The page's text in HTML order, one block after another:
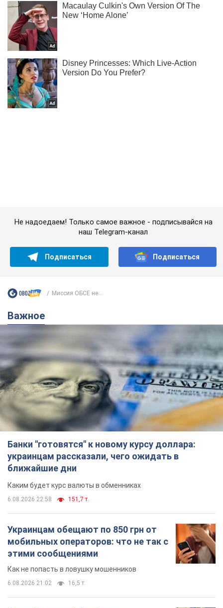
Важное
Банки "готовятся" к новому курсу доллара:
украинцам рассказали, чего ожидать в
ближайшие дни
Каким будет курс валюты в обменниках
6.08.2026 22:58 151,7 т.
Украинцам обещают по 850 грн от
мобильных операторов: что не так с
этими сообщениями
Как не попасть в ловушку мошенников
6.08.2026 21:02 16,5 т.
Самый дорогой футболист
"Динамо" забил "Карабаху" уже на
10-й минуте матча. Видео
Поединок проходит в Польше
6.08.2026 20:48 6,9 т.